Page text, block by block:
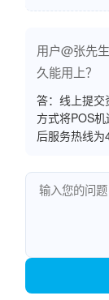
用户@张先
久能用上？
答：线上提交
方式将POS
后服务热线为